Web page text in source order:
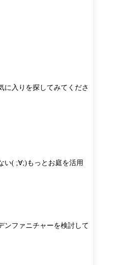
に入りを探してみてくださ
い( ;∀;)もっとお庭を活用
ンファニチャーを検討して